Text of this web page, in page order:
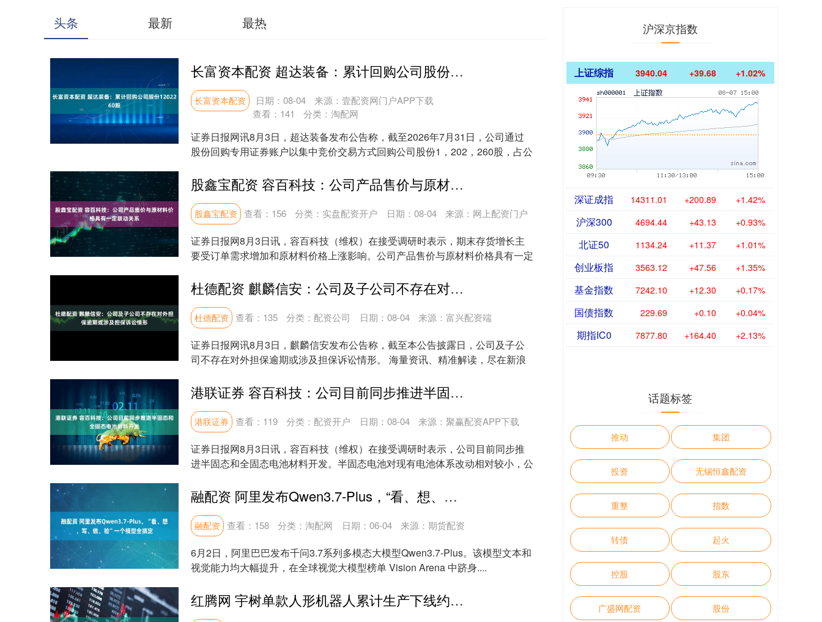
头条 最新 最热
长富资本配资 超达装备：累计回购公司股份1202260股
长富资本配资 日期：08-04
来源：壹配资网门户APP下载
查看： 141 分类： 淘配网
证券日报网讯8月3日，超达装备发布公告称，截至2026年7月31日，公司通过
股份回购专用证券账户以集中竞价交易方式回购公司股份1，202，260股，占公
股鑫宝配资 容百科技：公司产品售价与原材料价格具有一定联动关系
股鑫宝配资 日期：08-04 来源：网上配资门户
查看： 156 分类： 实盘配资开户
证券日报网8月3日讯，容百科技（维权）在接受调研时表示，期末存货增长主
要受订单需求增加和原材料价格上涨影响。公司产品售价与原材料价格具有一定
杜德配资 麒麟信安：公司及子公司不存在对外担保逾期或涉及担保诉讼情形
杜德配资 日期：08-04 来源：富兴配资端
查看： 135 分类： 配资公司
证券日报网讯8月3日，麒麟信安发布公告称，截至本公告披露日，公司及子公
司不存在对外担保逾期或涉及担保诉讼情形。 海量资讯、精准解读，尽在新浪
港联证券 容百科技：公司目前同步推进半固态和全固态电池材料开发
港联证券 日期：08-04 来源：聚赢配资APP下载
查看： 119 分类： 配资开户
证券日报网8月3日讯，容百科技（维权）在接受调研时表示，公司目前同步推
进半固态和全固态电池材料开发。半固态电池对现有电池体系改动相对较小，公
融配资 阿里发布Qwen3.7-Plus，“看、想、写、做、验”一个模型全搞定
融配资 日期：06-04 来源：期货配资
查看： 158 分类： 淘配网
6月2日，阿里巴巴发布千问3.7系列多模态大模型Qwen3.7-Plus。该模型文本和
视觉能力均大幅提升，在全球视觉大模型榜单 Vision Arena 中跻身....
红腾网 宇树单款人形机器人累计生产下线约11000台
沪深京指数
上证综指 3940.04 +39.68 +1.02%
深证成指 14311.01 +200.89 +1.42%
沪深300 4694.44 +43.13 +0.93%
北证50 1134.24 +11.37 +1.01%
创业板指 3563.12 +47.56 +1.35%
基金指数 7242.10 +12.30 +0.17%
国债指数 229.69 +0.10 +0.04%
期指IC0 7877.80 +164.40 +2.13%
话题标签
推动 集团
投资 无锡恒鑫配资
重整 指数
转债 起火
控股 股东
广盛网配资 股份